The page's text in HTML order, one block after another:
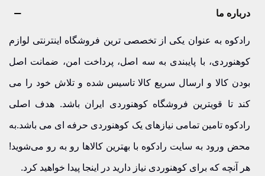
درباره ما
رادکوه به عنوان یکی از تخصصی ترین فروشگاه اینترنتی لوازم
کوهنوردی، با پایبندی به سه اصل، پرداخت امن، ضمانت اصل
بودن کالا و ارسال سریع کالا تاسیس شده و تلاش خود را می
کند تا قویترین فروشگاه کوهنوردی ایران باشد. هدف اصلی
رادکوه تامین تمامی نیازهای یک کوهنوردی حرفه ای می باشد.به
محض ورود به سایت رادکوه با بهترین کالاها رو به رو می‌شوید!
هر آنچه که برای کوهنوردی نیاز دارید در اینجا پیدا خواهید کرد.